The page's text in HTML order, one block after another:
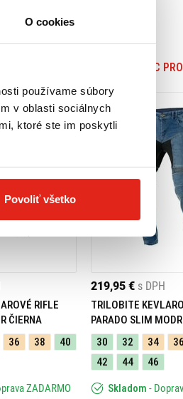
O cookies
používame súbory
v oblasti sociálnych
ktoré ste im poskytli
Povoliť všetko
VIAC
RIFLE
ČIERNA
36 38
40
ZADARMO
219,95 € s DPH
TRILOBITE
PARADO SLIM
30
32 34 36
42
44 46
Skladom -